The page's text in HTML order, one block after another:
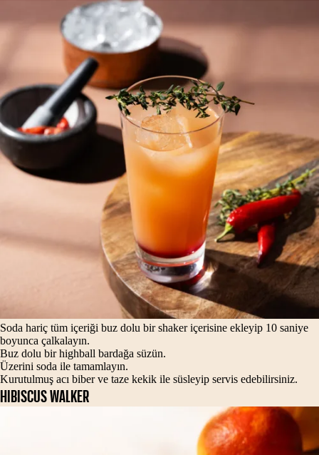
Soda hariç tüm içeriği buz dolu bir shaker içerisine ekleyip 10 saniye
boyunca çalkalayın.
Buz dolu bir highball bardağa süzün.
Üzerini soda ile tamamlayın.
Kurutulmuş acı biber ve taze kekik ile süsleyip servis edebilirsiniz.
HIBISCUS WALKER